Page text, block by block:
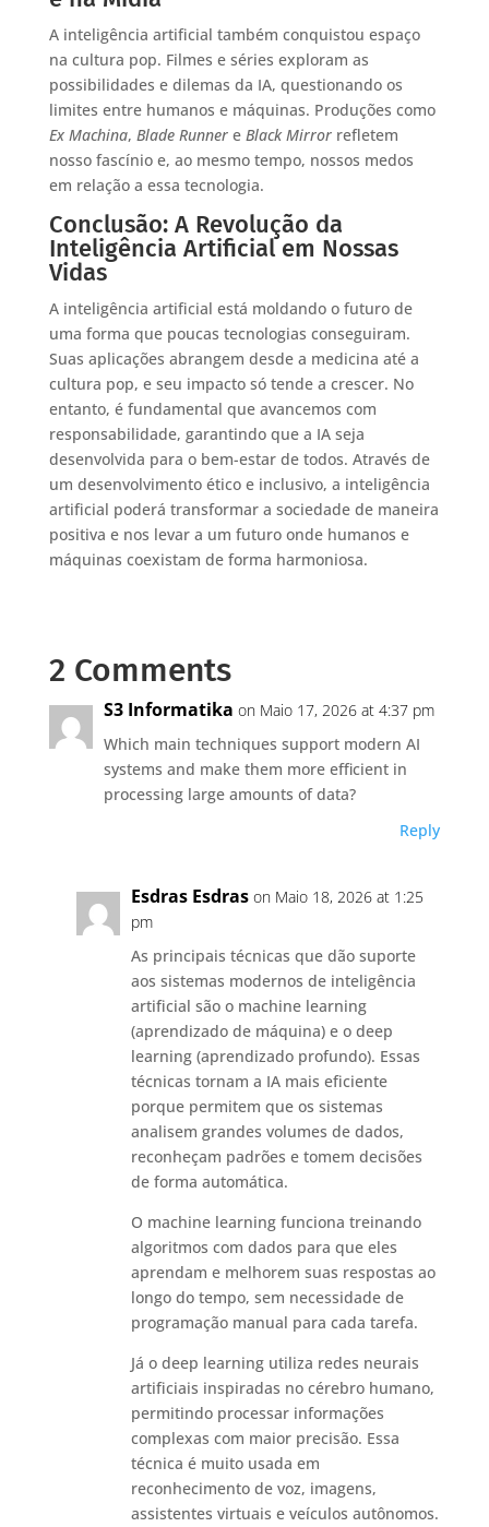
A inteligência artificial também conquistou espaço
na cultura pop. Filmes e séries exploram as
possibilidades e dilemas da IA, questionando os
limites entre humanos e máquinas. Produções como
Ex Machina, Blade Runnere Black Mirrorrefletem
nosso fascínio e, ao mesmo tempo, nossos medos
em relação a essa tecnologia.
Conclusão: A Revolução da
Inteligência Artificial em Nossas
Vidas
A inteligência artificial está moldando o futuro de
uma forma que poucas tecnologias conseguiram.
Suas aplicações abrangem desde a medicina até a
cultura pop, e seu impacto só tende a crescer. No
entanto, é fundamental que avancemos com
responsabilidade, garantindo que a IA seja
desenvolvida para o bem-estar de todos. Através de
um desenvolvimento ético e inclusivo, a inteligência
artificial poderá transformar a sociedade de maneira
positiva e nos levar a um futuro onde humanos e
máquinas coexistam de forma harmoniosa.
2 Comments
S3 Informatika on Maio 17, 2026 at 4:37 pm
Which main techniques support modern AI
systems and make them more efficient in
processing large amounts of data?
Reply
Esdras Esdras on Maio 18, 2026 at 1:25
pm
As principais técnicas que dão suporte
aos sistemas modernos de inteligência
artificial são o machine learning
(aprendizado de máquina) e o deep
learning (aprendizado profundo). Essas
técnicas tornam a IA mais eficiente
porque permitem que os sistemas
analisem grandes volumes de dados,
reconheçam padrões e tomem decisões
de forma automática.
O machine learning funciona treinando
algoritmos com dados para que eles
aprendam e melhorem suas respostas ao
longo do tempo, sem necessidade de
programação manual para cada tarefa.
Já o deep learning utiliza redes neurais
artificiais inspiradas no cérebro humano,
permitindo processar informações
complexas com maior precisão. Essa
técnica é muito usada em
reconhecimento de voz, imagens,
assistentes virtuais e veículos autônomos.